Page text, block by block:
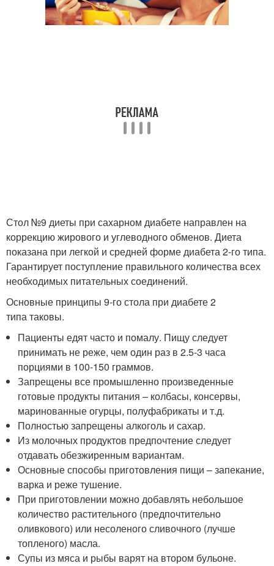
Стол №9 диеты при сахарном диабете направлен на
коррекцию жирового и углеводного обменов. Диета
показана при легкой и средней форме диабета 2-го типа.
Гарантирует поступление правильного количества всех
необходимых питательных соединений.
Основные принципы 9-го стола при диабете 2
типа таковы.
Пациенты едят часто и помалу. Пищу следует
принимать не реже, чем один раз в 2.5-3 часа
порциями в 100-150 граммов.
Запрещены все промышленно произведенные
готовые продукты питания – колбасы, консервы,
маринованные огурцы, полуфабрикаты и т.д.
Полностью запрещены алкоголь и сахар.
Из молочных продуктов предпочтение следует
отдавать обезжиренным вариантам.
Основные способы приготовления пищи – запекание,
варка и реже тушение.
При приготовлении можно добавлять небольшое
количество растительного (предпочтительно
оливкового) или несоленого сливочного (лучше
топленого) масла.
Супы из мяса и рыбы варят на втором бульоне.